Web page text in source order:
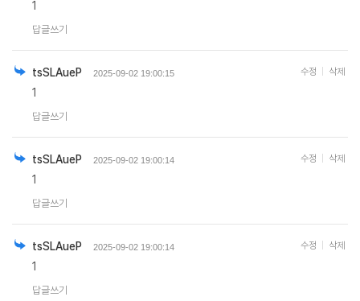
1
답글쓰기
tsSLAueP 2025-09-02 19:00:15
1
답글쓰기
수정 삭제
tsSLAueP 2025-09-02 19:00:14
1
답글쓰기
수정 삭제
tsSLAueP 2025-09-02 19:00:14
1
답글쓰기
수정 삭제